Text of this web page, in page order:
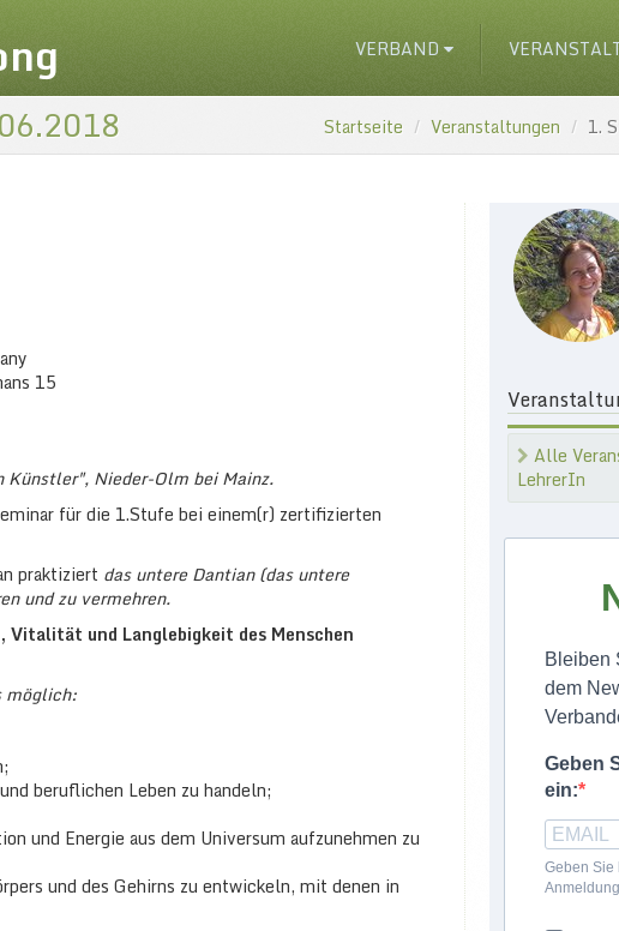
VERBAND
Startseite Veranstaltungen 1.
15
Nieder-Olm bei Mainz.
für die 1.Stufe bei einem(r) zertifizierten
praktiziert das untere Dantian (das untere
und zu vermehren.
Vitalität und Langlebigkeit des Menschen
möglich:
beruflichen Leben zu handeln;
und Energie aus dem Universum aufzunehmen zu
und des Gehirns zu entwickeln, mit denen in
Alle
LehrerIn
Bleiben
dem
Geben
ein:
Geben Sie